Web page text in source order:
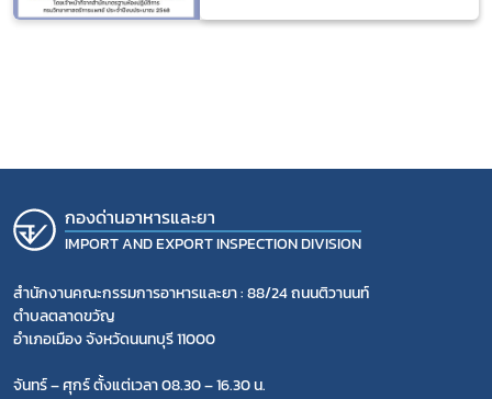
กองด่านอาหารและยา
IMPORT AND EXPORT INSPECTION DIVISION
สำนักงานคณะกรรมการอาหารและยา : 88/24 ถนนติวานนท์
ตำบลตลาดขวัญ
อำเภอเมือง จังหวัดนนทบุรี 11000
จันทร์ – ศุกร์ ตั้งแต่เวลา 08.30 – 16.30 น.